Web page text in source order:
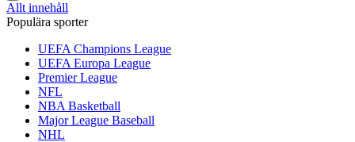
Allt innehåll
Populära sporter
UEFA Champions League
UEFA Europa League
Premier League
NFL
NBA Basketball
Major League Baseball
NHL